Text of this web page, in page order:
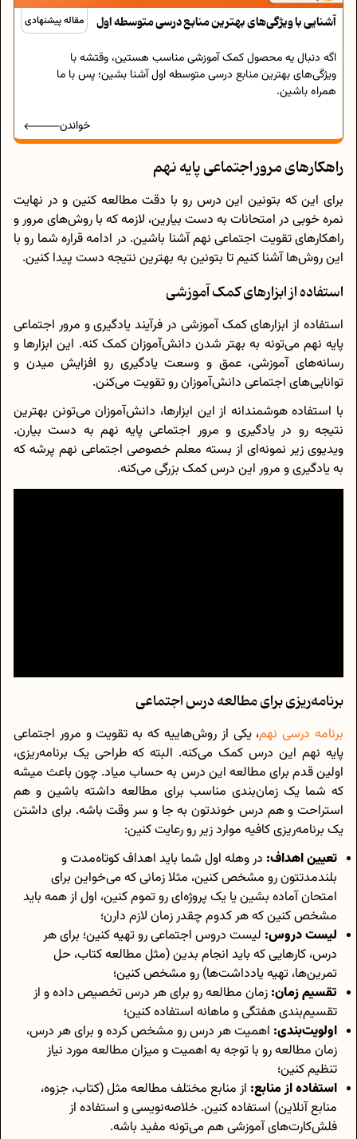
مقاله پیشنهادی آشنایی با ویژگی‌های بهترین منابع درسی متوسطه اول
اگه دنبال یه محصول کمک آموزشی مناسب هستین، وقتشه با
ویژگی‌های بهترین منابع درسی متوسطه اول آشنا بشین؛ پس با ما
همراه باشین.
خواندن
راهکارهای مرور اجتماعی پایه نهم
برای این که بتونین این درس رو با دقت مطالعه کنین و در نهایت
نمره خوبی در امتحانات به دست بیارین، لازمه که با روش‌های مرور و
راهکارهای تقویت اجتماعی نهم آشنا باشین. در ادامه قراره شما رو با
این روش‌ها آشنا کنیم تا بتونین به بهترین نتیجه دست پیدا کنین.
استفاده از ابزارهای کمک آموزشی
استفاده از ابزارهای کمک آموزشی در فرآیند یادگیری و مرور اجتماعی
پایه نهم می‌تونه به بهتر شدن دانش‌آموزان کمک کنه. این ابزارها و
رسانه‌های آموزشی، عمق و وسعت یادگیری رو افزایش میدن و
توانایی‌های اجتماعی دانش‌آموزان رو تقویت می‌کنن.
با استفاده هوشمندانه از این ابزارها، دانش‌آموزان می‌تونن بهترین
نتیجه رو در یادگیری و مرور اجتماعی پایه نهم به دست بیارن.
ویدیوی زیر نمونه‌ای از بسته معلم خصوصی اجتماعی نهم پرشه که
به یادگیری و مرور این درس کمک بزرگی می‌کنه.
برنامه‌ریزی برای مطالعه درس اجتماعی
برنامه درسی نهم، یکی از روش‌هاییه که به تقویت و مرور اجتماعی
پایه نهم این درس کمک می‌کنه. البته که طراحی یک برنامه‌ریزی،
اولین قدم برای مطالعه این درس به حساب میاد. چون باعث میشه
که شما یک زمان‌بندی مناسب برای مطالعه داشته باشین و هم
استراحت و هم درس خوندتون به جا و سر وقت باشه. برای داشتن
یک برنامه‌ریزی کافیه موارد زیر رو رعایت کنین:
تعیین اهداف: در وهله اول شما باید اهداف کوتاه‌مدت و
بلندمدتتون رو مشخص کنین، مثلا زمانی که می‌خواین برای
امتحان آماده بشین یا یک پروژه‌ای رو تموم کنین، اول از همه باید
مشخص کنین که هر کدوم چقدر زمان لازم دارن؛
لیست دروس: لیست دروس اجتماعی رو تهیه کنین؛ برای هر
درس، کارهایی که باید انجام بدین (مثل مطالعه کتاب، حل
تمرین‌ها، تهیه یادداشت‌ها) رو مشخص کنین؛
تقسیم زمان: زمان مطالعه رو برای هر درس تخصیص داده و از
تقسیم‌بندی هفتگی و ماهانه استفاده کنین؛
اولویت‌بندی: اهمیت هر درس رو مشخص کرده و برای هر درس،
زمان مطالعه رو با توجه به اهمیت و میزان مطالعه‌ مورد نیاز
تنظیم کنین؛
استفاده از منابع: از منابع مختلف مطالعه مثل (کتاب، جزوه،
منابع آنلاین) استفاده کنین. خلاصه‌نویسی و استفاده از
فلش‌کارت‌های آموزشی هم می‌تونه مفید باشه.